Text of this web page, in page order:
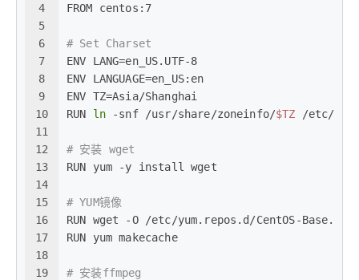
4
5
6
7
8
9
10
11
12
13
14
15
16
17
18
19
FROM centos:7
# Set Charset
ENV LANG=en_US.UTF-8
ENV LANGUAGE=en_US:en
ENV TZ=Asia/Shanghai
RUN ln -snf /usr/share/zoneinfo/$TZ /etc/
# 安装 wget
RUN yum -y install wget
# YUM镜像
RUN wget -O /etc/yum.repos.d/CentOS-
RUN yum makecache
# 安装ffmpeg